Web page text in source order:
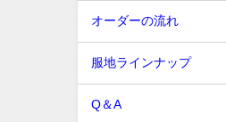
オーダーの流れ
服地ラインナップ
Q＆A